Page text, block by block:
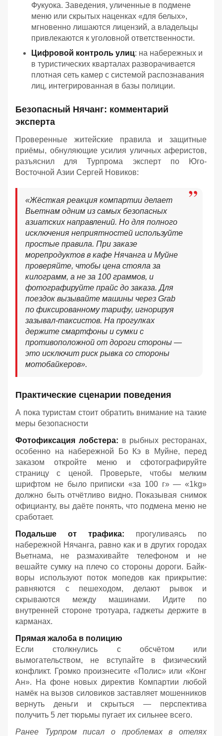
Фукуока. Заведения, уличенные в подмене
меню или скрытых наценках «для белых»,
мгновенно лишаются лицензий, а владельцы
привлекаются к уголовной ответственности.
Цифровой контроль улиц: на набережных и
в туристических кварталах разворачивается
плотная сеть камер с системой распознавания
лиц, интегрированная в базы полиции.
Безопасный Нячанг: комментарий
эксперта
Проверенные житейские правила и защитные
приёмы, обнуляющие усилия уличных аферистов,
разъяснил для Турпрома эксперт по Юго-
Восточной Азии Сергей Новиков:
«Жёсткая реакция компартии делает
Вьетнам одним из самых безопасных
азиатских направлений. Но для полного
исключения неприятностей используйте
простые правила. При заказе
морепродуктов в кафе Нячанга и Муйне
проверяйте, чтобы цена стояла за
килограмм, а не за 100 граммов, и
фотографируйте прайс до заказа. Для
поездок вызывайте машины через Grab
по фиксированному тарифу, игнорируя
зазывал-таксистов. На прогулках
держите смартфоны и сумки с
противоположной от дороги стороны —
это исключит риск рывка со стороны
мотобайкеров».
Практические сценарии поведения
А пока туристам стоит обратить внимание на такие
меры безопасности
Фотофиксация лобстера: в рыбных ресторанах,
особенно на набережной Бо Кэ в Муйне, перед
заказом откройте меню и сфотографируйте
страницу с ценой. Проверьте, чтобы мелким
шрифтом не было приписки «за 100 г» — «1kg»
должно быть отчётливо видно. Показывая снимок
официанту, вы даёте понять, что подмена меню не
сработает.
Подальше от трафика: прогуливаясь по
набережной Нячанга, равно как и в других городах
Вьетнама, не размахивайте телефоном и не
вешайте сумку на плечо со стороны дороги. Байк-
воры используют поток мопедов как прикрытие:
равняются с пешеходом, делают рывок и
скрываются между машинами. Идите по
внутренней стороне тротуара, гаджеты держите в
карманах.
Прямая жалоба в полицию
Если столкнулись с обсчётом или
вымогательством, не вступайте в физический
конфликт. Громко произнесите «Полис» или «Конг
Ан». На фоне новых директив Компартии любой
намёк на вызов силовиков заставляет мошенников
вернуть деньги и скрыться — перспектива
получить 5 лет тюрьмы пугает их сильнее всего.
Ранее Турпром писал о проблемах в отелях